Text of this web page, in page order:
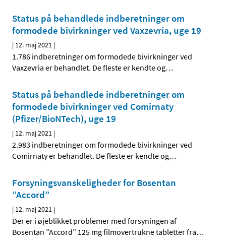
Status på behandlede indberetninger om
formodede bivirkninger ved Vaxzevria, uge 19
| 12. maj 2021 |
1.786 indberetninger om formodede bivirkninger ved
Vaxzevria er behandlet. De fleste er kendte og…
Status på behandlede indberetninger om
formodede bivirkninger ved Comirnaty
(Pfizer/BioNTech), uge 19
| 12. maj 2021 |
2.983 indberetninger om formodede bivirkninger ved
Comirnaty er behandlet. De fleste er kendte og…
Forsyningsvanskeligheder for Bosentan
”Accord”
| 12. maj 2021 |
Der er i øjeblikket problemer med forsyningen af
Bosentan ”Accord” 125 mg filmovertrukne tabletter fra…